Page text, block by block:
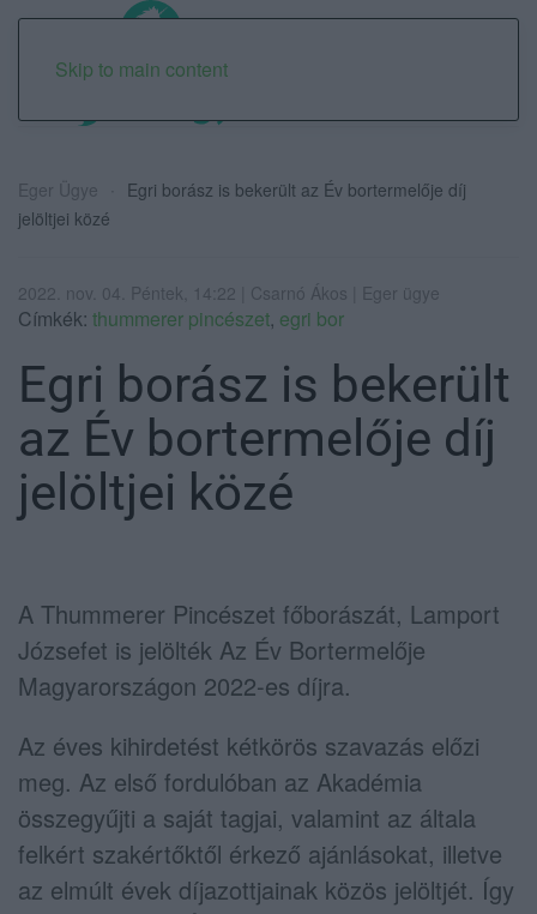
Skip to main content
Eger Ügye
Egri borász is bekerült az Év bortermelője díj
jelöltjei közé
2022. nov. 04. Péntek, 14:22 | Csarnó Ákos | Eger ügye
Címkék: thummerer pincészet, egri bor
Egri borász is bekerült
az Év bortermelője díj
jelöltjei közé
A Thummerer Pincészet főborászát, Lamport
Józsefet is jelölték Az Év Bortermelője
Magyarországon 2022-es díjra.
Az éves kihirdetést kétkörös szavazás előzi
meg. Az első fordulóban az Akadémia
összegyűjti a saját tagjai, valamint az általa
felkért szakértőktől érkező ajánlásokat, illetve
az elmúlt évek díjazottjainak közös jelöltjét. Így